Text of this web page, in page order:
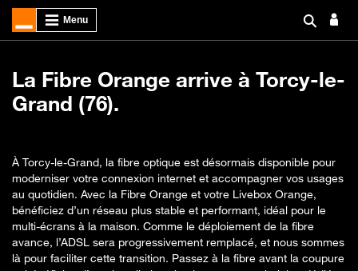
La Fibre Orange arrive à Torcy-le-
Grand (76).
À Torcy-le-Grand, la fibre optique est désormais disponible pour
moderniser votre connexion internet et accompagner vos usages
au quotidien. Avec la Fibre Orange et votre Livebox Orange,
bénéficiez d’un réseau plus stable et performant, idéal pour le
multi-écrans à la maison. Comme le déploiement de la fibre
avance, l’ADSL sera progressivement remplacé, et nous sommes
là pour faciliter cette transition. Passez à la fibre avant la coupure